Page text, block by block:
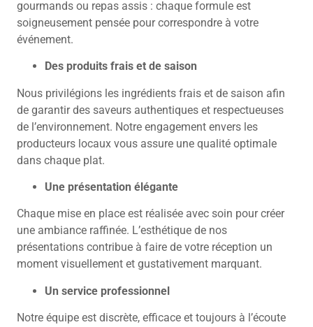
gourmands ou repas assis : chaque formule est
soigneusement pensée pour correspondre à votre
événement.
Des produits frais et de saison
Nous privilégions les ingrédients frais et de saison afin
de garantir des saveurs authentiques et respectueuses
de l’environnement. Notre engagement envers les
producteurs locaux vous assure une qualité optimale
dans chaque plat.
Une présentation élégante
Chaque mise en place est réalisée avec soin pour créer
une ambiance raffinée. L’esthétique de nos
présentations contribue à faire de votre réception un
moment visuellement et gustativement marquant.
Un service professionnel
Notre équipe est discrète, efficace et toujours à l’écoute